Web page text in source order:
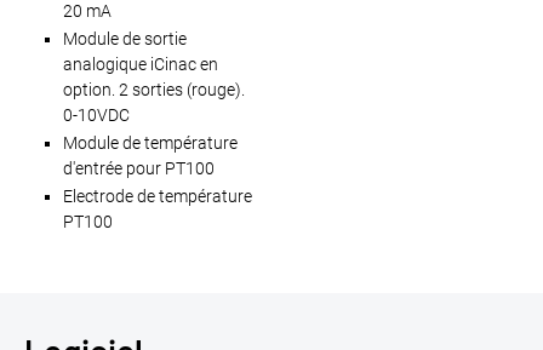
20 mA
Module de sortie
analogique iCinac en
option. 2 sorties (rouge).
0-10VDC
Module de température
d'entrée pour PT100
Electrode de température
PT100